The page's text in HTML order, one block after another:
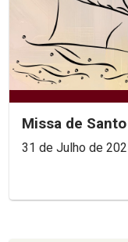
Missa de
31 de Julho de